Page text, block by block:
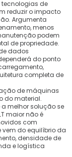
tecnologias de
reduzir o impacto
Argumenta
menos
podem
de propriedade.
dados
do ponto
completa de
de máquinas
do material.
melhor solução se
maior não é
com
vem do equilíbrio da
densidade de
e logística